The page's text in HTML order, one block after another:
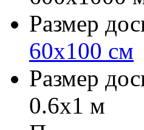
Размер
60х100 см
Размер
0.6х1 м